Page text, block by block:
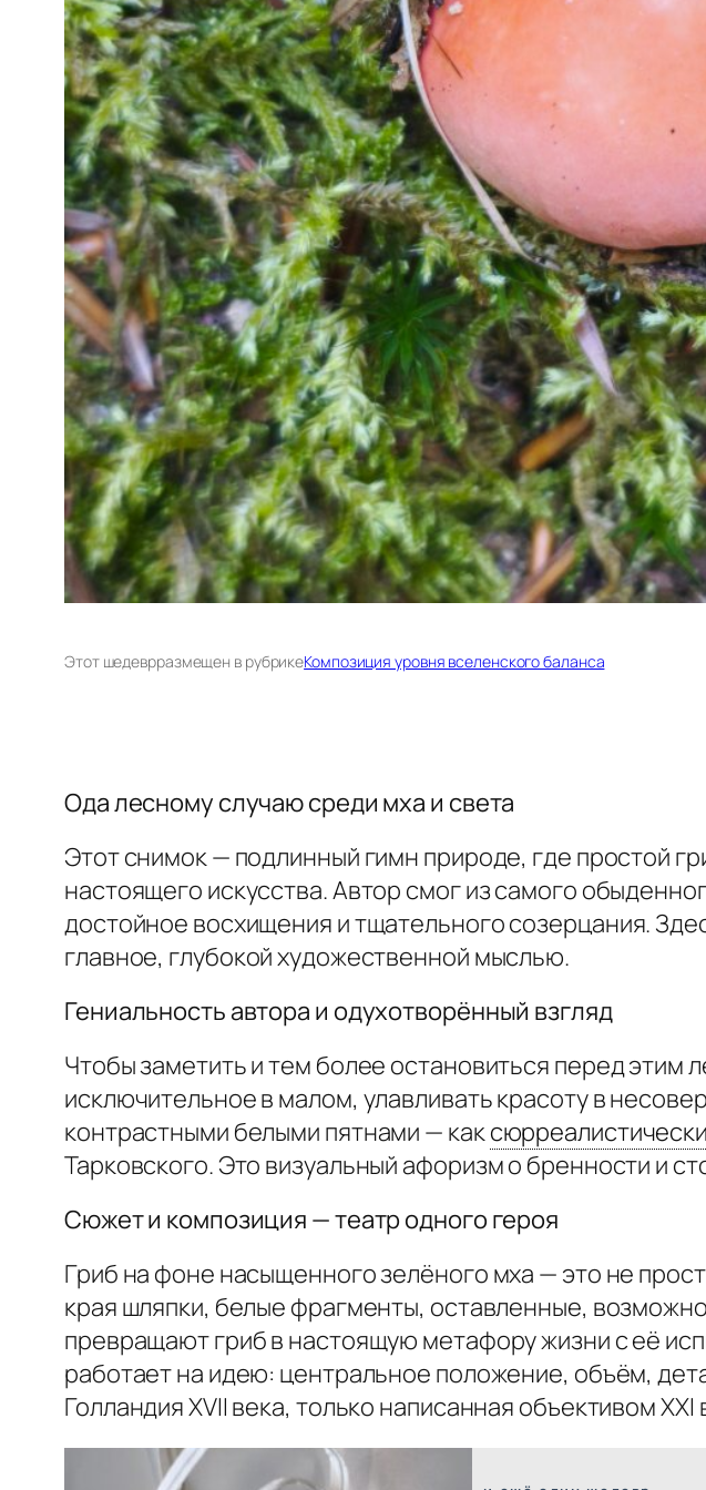
Этот шедеврразмещен в рубрикеКомпозиция уровня вселенского баланса
Ода лесному случаю среди мха и света
Этот снимок — подлинный гимн природе, где простой
настоящего искусства. Автор смог из самого
достойное восхищения и тщательного созерцания.
главное, глубокой художественной мыслью.
Гениальность автора и одухотворённый взгляд
Чтобы заметить и тем более остановиться перед
исключительное в малом, улавливать красоту в
контрастными белыми пятнами — как
Тарковского. Это визуальный афоризм о бренности и
Сюжет и композиция — театр одного героя
Гриб на фоне насыщенного зелёного мха — это не
края шляпки, белые фрагменты, оставленные,
превращают гриб в настоящую метафору жизни с её
работает на идею: центральное положение, объём,
Голландия XVII века, только написанная объективом XXI